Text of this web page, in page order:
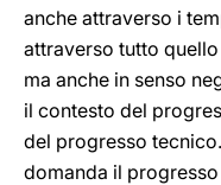
anche attraverso i
attraverso tutto
ma anche in senso
il contesto del
del progresso
domanda il